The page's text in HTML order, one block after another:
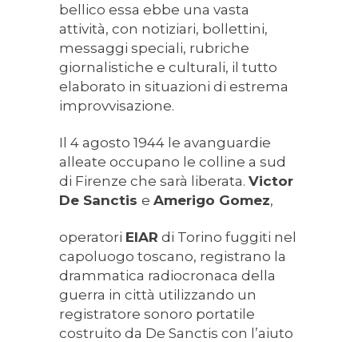
bellico essa ebbe una vasta
attività, con notiziari, bollettini,
messaggi speciali, rubriche
giornalistiche e culturali, il tutto
elaborato in situazioni di estrema
improvvisazione.
Il 4 agosto 1944 le avanguardie
alleate occupano le colline a sud
di Firenze che sarà liberata. Victor
De Sanctis e Amerigo Gomez,
operatori EIAR di Torino fuggiti nel
capoluogo toscano, registrano la
drammatica radiocronaca della
guerra in città utilizzando un
registratore sonoro portatile
costruito da De Sanctis con l’aiuto